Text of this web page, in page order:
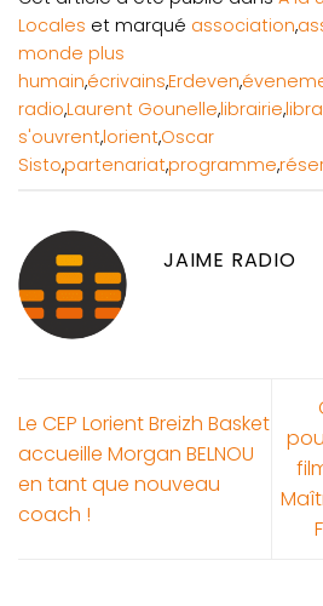
Locales et marqué association,
monde plus
humain,écrivains,Erdeven,
radio,Laurent Gounelle,librairie,
s'ouvrent,lorient,Oscar
Sisto,partenariat,programme,
JAIME RADIO
Le CEP Lorient Breizh Basket
accueille Morgan BELNOU
en tant que nouveau
coach !